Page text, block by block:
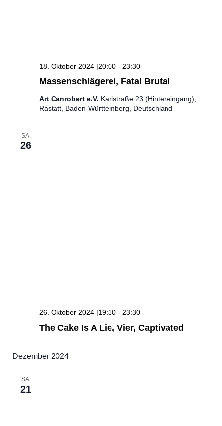
Massenschlägerei, Fatal Brutal
18. Oktober 2024 |20:00 - 23:30
Art Canrobert e.V. Karlstraße 23 (Hintereingang),
Rastatt, Baden-Württemberg, Deutschland
SA.
26
The Cake Is A Lie, Vier, Captivated
26. Oktober 2024 |19:30 - 23:30
Dezember 2024
SA.
21